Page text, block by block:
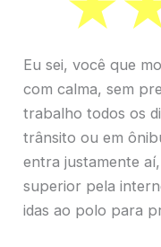
Eu sei, você que
com calma, sem
trabalho todos os
trânsito ou em
entra justamente
superior pela
idas ao polo para